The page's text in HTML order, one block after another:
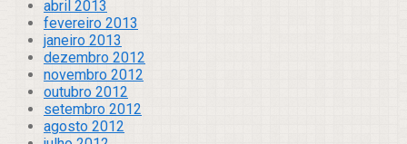
abril 2013
fevereiro 2013
janeiro 2013
dezembro 2012
novembro 2012
outubro 2012
setembro 2012
agosto 2012